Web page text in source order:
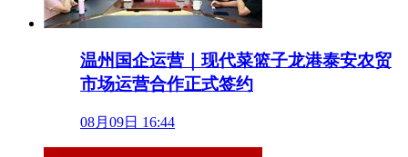
温州国企运营｜现代菜篮子龙港泰安农贸
市场运营合作正式签约
08月09日 16:44